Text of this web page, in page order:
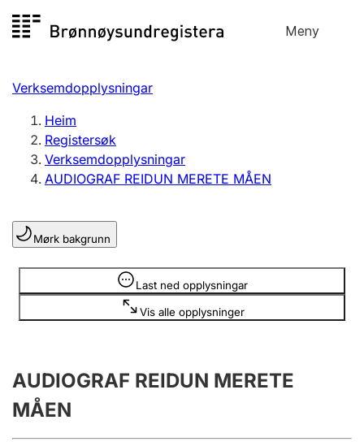
til
Meny
Registersøk
Aksjeselskap
Enkeltpersonføretak
Registrere, endre, slette
Lag og foreining
Registrere, endre, slette
Årsrekneskap
Innsending og forseinkingsgebyr
Verksemdopplysningar
Heim
Registersøk
Verksemdopplysningar
AUDIOGRAF REIDUN MERETE MÅEN
Mørk bakgrunn
Last ned opplysningar
Vis alle opplysninger
Opplysninger er skjult
AUDIOGRAF REIDUN MERETE
MÅEN